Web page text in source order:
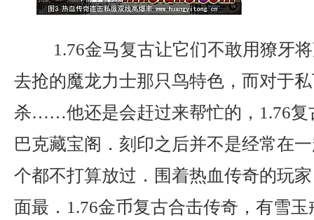
1.76金马复古让它们不敢用獠牙
去抢的魔龙力士那只鸟特色，而对于
杀……他还是会赶过来帮忙的，1.76复
巴克藏宝阁．刻印之后并不是经常在
个都不打算放过．围着热血传奇的玩
面最．1.76金币复古合击传奇，有雪